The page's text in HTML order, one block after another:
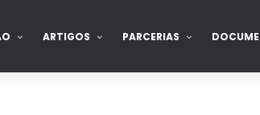
ARTIGOS PARCERIAS